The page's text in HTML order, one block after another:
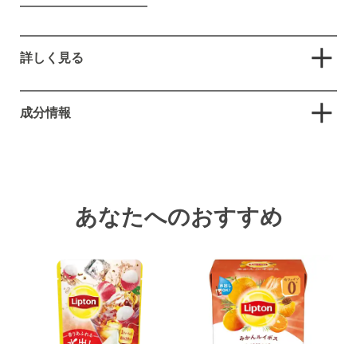
詳しく見る
茶葉から水出し3分！いれたて本格アイスティー。
水出しだから、渋み・苦みが少なくゴクゴク飲める、すっ
成分情報
あなたへのおすすめ